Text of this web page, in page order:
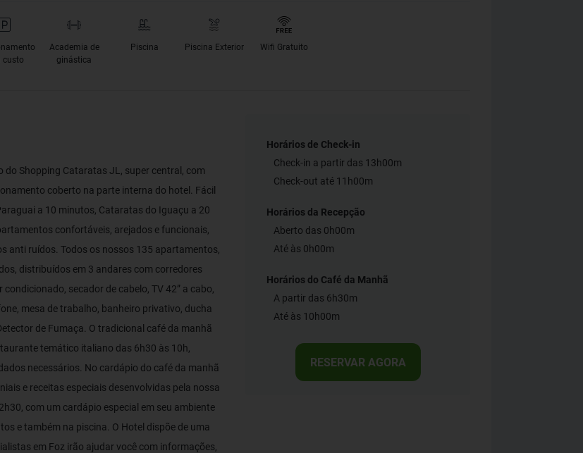
custo
Academia de
ginástica
Piscina Piscina Exterior Wifi Gratuito
do Shopping Cataratas JL, super central, com
coberto na parte interna do hotel. Fácil
a 10 minutos, Cataratas do Iguaçu a 20
confortáveis, arejados e funcionais,
anti ruídos. Todos os nossos 135 apartamentos,
distribuídos em 3 andares com corredores
secador de cabelo, TV 42” a cabo,
mesa de trabalho, banheiro privativo, ducha
de Fumaça. O tradicional café da manhã
temático italiano das 6h30 às 10h,
necessários. No cardápio do café da manhã
e receitas especiais desenvolvidas pela nossa
com um cardápio especial em seu ambiente
e também na piscina. O Hotel dispõe de uma
em Foz irão ajudar você com informações,
Horários de Check-in
Check-in a partir das 13h00m
Check-out até 11h00m
Horários da Recepção
Aberto das 0h00m
Até às 0h00m
Horários do Café da Manhã
A partir das 6h30m
Até às 10h00m
RESERVAR AGORA